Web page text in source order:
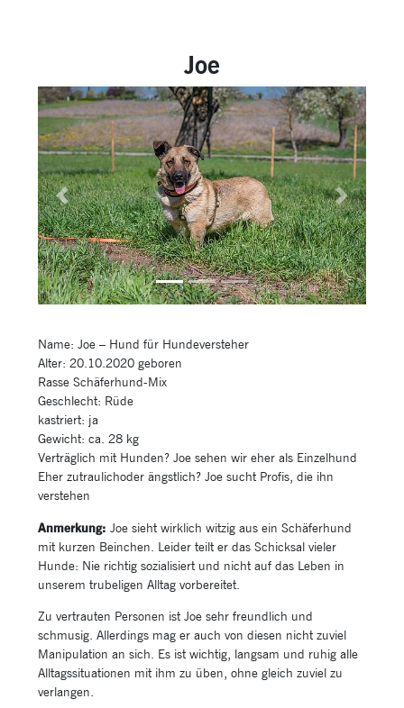
Joe
Previous Next
Name: Joe – Hund für Hundeversteher
Alter: 20.10.2020 geboren
Rasse Schäferhund-Mix
Geschlecht: Rüde
kastriert: ja
Gewicht: ca. 28 kg
Verträglich mit Hunden? Joe sehen wir eher als Einzelhund
Eher zutraulichoder ängstlich? Joe sucht Profis, die ihn
verstehen
Anmerkung: Joe sieht wirklich witzig aus ein Schäferhund
mit kurzen Beinchen. Leider teilt er das Schicksal vieler
Hunde: Nie richtig sozialisiert und nicht auf das Leben in
unserem trubeligen Alltag vorbereitet.
Zu vertrauten Personen ist Joe sehr freundlich und
schmusig. Allerdings mag er auch von diesen nicht zuviel
Manipulation an sich. Es ist wichtig, langsam und ruhig alle
Alltagssituationen mit ihm zu üben, ohne gleich zuviel zu
verlangen.